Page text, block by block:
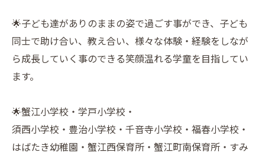
🌟子ども達がありのままの姿で過ごす事ができ、子ども
同士で助け合い、教え合い、様々な体験・経験をしなが
ら成長していく事のできる笑顔温れる学童を目指してい
ます。
🌟蟹江小学校・学戸小学校・
須西小学校・豊治小学校・千音寺小学校・福春小学校・
はばたき幼稚園・蟹江西保育所・蟹江町南保育所・すみ